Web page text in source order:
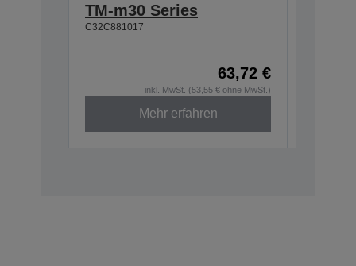
TM-m30 Series
C32C881017
63,72 €
inkl. MwSt. (53,55 € ohne MwSt.)
Mehr erfahren